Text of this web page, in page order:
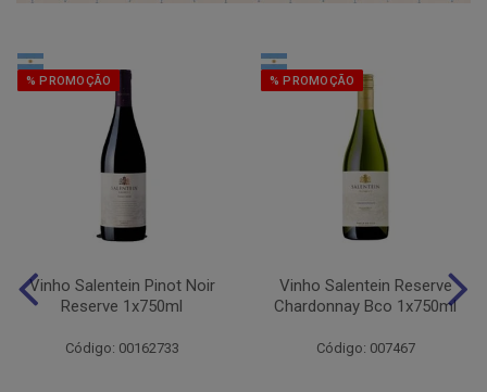
% PROMOÇÃO
Vinho Salentein Pinot Noir
Reserve 1x750ml
Código: 00162733
% PROMOÇÃO
Vinho Salentein Reserve
Chardonnay Bco 1x750ml
Código: 007467